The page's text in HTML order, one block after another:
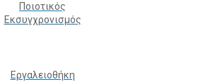
Ποιοτικός
Εκσυγχρονισμός
Εργαλειοθήκη